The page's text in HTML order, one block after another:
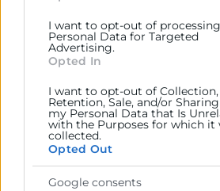
I want to opt-out of
Personal Data for Targeted
Advertising.
Opted In
I want to opt-out of Collection,
Retention, Sale, and/or
my Personal Data that Is
with the Purposes for which it
collected.
Opted Out
Google consents
manufactura avançada,
d’alt valor afegit”.
El programa del fòrum ha abordat,
perspectiva pràctica, les
les empreses valencianes
internacionalitzar-se, així com les
en el context econòmic actual.
redones amb el director
Castejón, el CEO Das Àudio,